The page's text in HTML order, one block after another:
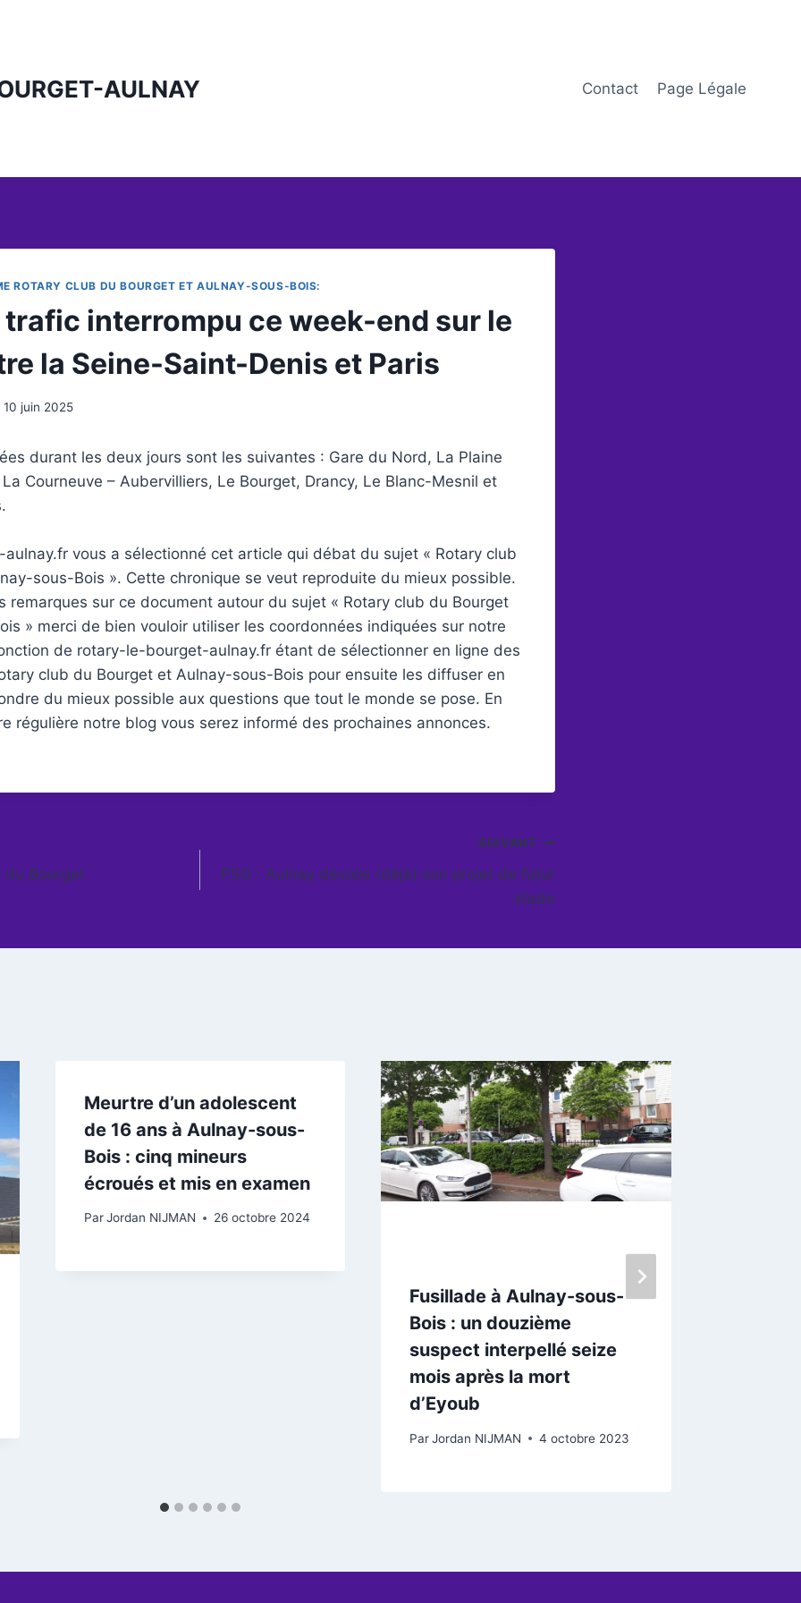
AULNAY Contact Page Légale
ROTARY CLUB DU BOURGET ET AULNAY-SOUS-BOIS:
trafic interrompu ce week-end sur le
la Seine-Saint-Denis et Paris
10 juin 2025
durant les deux jours sont les suivantes : Gare du Nord, La Plaine
Courneuve – Aubervilliers, Le Bourget, Drancy, Le Blanc-Mesnil et
vous a sélectionné cet article qui débat du sujet « Rotary club
sous-Bois ». Cette chronique se veut reproduite du mieux possible.
remarques sur ce document autour du sujet « Rotary club du Bourget
» merci de bien vouloir utiliser les coordonnées indiquées sur notre
de rotary-le-bourget-aulnay.fr étant de sélectionner en ligne des
club du Bourget et Aulnay-sous-Bois pour ensuite les diffuser en
du mieux possible aux questions que tout le monde se pose. En
régulière notre blog vous serez informé des prochaines annonces.
du Bourget
SUIVANT
PSG : Aulnay dévoile (déjà) son projet de futur
stade
Meurtre d’un adolescent
de 16 ans à Aulnay-sous-
Bois : cinq mineurs
écroués et mis en examen
Par Jordan NIJMAN 26 octobre 2024
Fusillade à Aulnay-sous-
Bois : un douzième
suspect interpellé seize
mois après la mort
d’Eyoub
Par Jordan NIJMAN 4 octobre 2023